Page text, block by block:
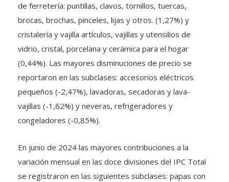
de ferretería: puntillas, clavos, tornillos, tuercas,
brocas, brochas, pinceles, lijas y otros. (1,27%) y
cristalería y vajilla artículos, vajillas y utensilios de
vidrio, cristal, porcelana y cerámica para el hogar
(0,44%). Las mayores disminuciones de precio se
reportaron en las subclases: accesorios eléctricos
pequeños (-2,47%), lavadoras, secadoras y lava-
vajillas (-1,62%) y neveras, refrigeradores y
congeladores (-0,85%).
En junio de 2024 las mayores contribuciones a la
variación mensual en las doce divisiones del IPC Total
se registraron en las siguientes subclases: papas con